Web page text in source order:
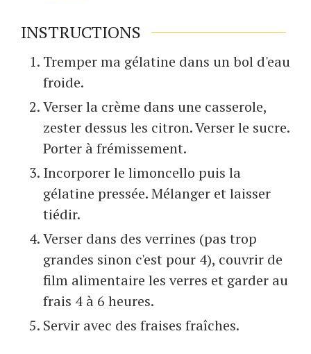
INSTRUCTIONS
Tremper ma gélatine dans un bol d'eau
froide.
Verser la crème dans une casserole,
zester dessus les citron. Verser le sucre.
Porter à frémissement.
Incorporer le limoncello puis la
gélatine pressée. Mélanger et laisser
tiédir.
Verser dans des verrines (pas trop
grandes sinon c'est pour 4), couvrir de
film alimentaire les verres et garder au
frais 4 à 6 heures.
Servir avec des fraises fraîches.